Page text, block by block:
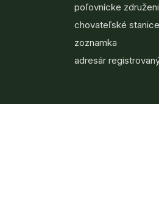
poľovnícke
chovateľské stanice
zoznamka
adresár